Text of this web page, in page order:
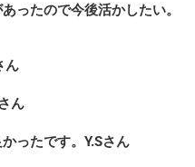
ったので今後活かしたい。
ん
ん
ったです。Y.Sさん